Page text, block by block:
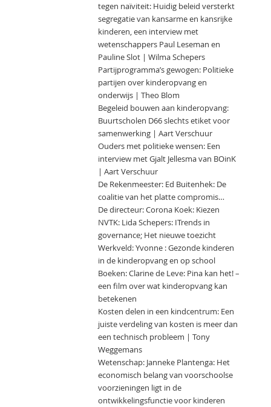
tegen naïviteit: Huidig beleid versterkt
segregatie van kansarme en kansrijke
kinderen, een interview met
wetenschappers Paul Leseman en
Pauline Slot | Wilma Schepers
Partijprogramma’s gewogen: Politieke
partijen over kinderopvang en
onderwijs | Theo Blom
Begeleid bouwen aan kinderopvang:
Buurtscholen D66 slechts etiket voor
samenwerking | Aart Verschuur
Ouders met politieke wensen: Een
interview met Gjalt Jellesma van BOinK
| Aart Verschuur
De Rekenmeester: Ed Buitenhek: De
coalitie van het platte compromis…
De directeur: Corona Koek: Kiezen
NVTK: Lida Schepers: ITrends in
governance; Het nieuwe toezicht
Werkveld: Yvonne : Gezonde kinderen
in de kinderopvang en op school
Boeken: Clarine de Leve: Pina kan het! –
een film over wat kinderopvang kan
betekenen
Kosten delen in een kindcentrum: Een
juiste verdeling van kosten is meer dan
een technisch probleem | Tony
Weggemans
Wetenschap: Janneke Plantenga: Het
economisch belang van voorschoolse
voorzieningen ligt in de
ontwikkelingsfunctie voor kinderen